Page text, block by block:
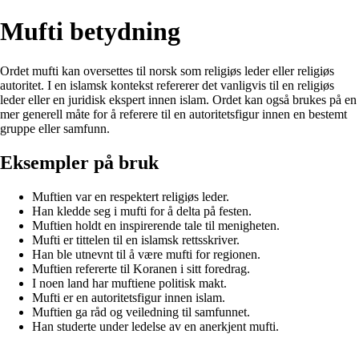
Mufti betydning
Ordet mufti kan oversettes til norsk som religiøs leder eller religiøs
autoritet. I en islamsk kontekst refererer det vanligvis til en religiøs
leder eller en juridisk ekspert innen islam. Ordet kan også brukes på en
mer generell måte for å referere til en autoritetsfigur innen en bestemt
gruppe eller samfunn.
Eksempler på bruk
Muftien var en respektert religiøs leder.
Han kledde seg i mufti for å delta på festen.
Muftien holdt en inspirerende tale til menigheten.
Mufti er tittelen til en islamsk rettsskriver.
Han ble utnevnt til å være mufti for regionen.
Muftien refererte til Koranen i sitt foredrag.
I noen land har muftiene politisk makt.
Mufti er en autoritetsfigur innen islam.
Muftien ga råd og veiledning til samfunnet.
Han studerte under ledelse av en anerkjent mufti.